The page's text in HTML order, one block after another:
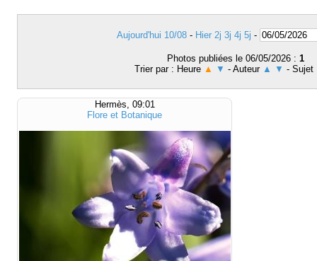
Aujourd'hui 10/08 - Hier 2j 3j 4j 5j -
Photos publiées le 06/05/2026 : 1
Trier par : Heure ▲ ▼ - Auteur ▲ ▼ - Sujet
Hermès, 09:01
Flore et Botanique